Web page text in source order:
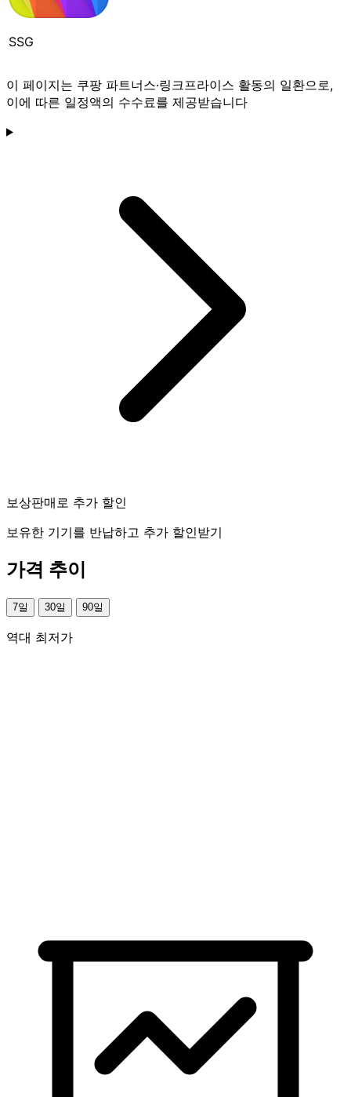
SSG
이 페이지는 쿠팡 파트너스·링크프라이스 활동의 일환으로,
이에 따른 일정액의 수수료를 제공받습니다
보상판매로 추가 할인
보유한 기기를 반납하고 추가 할인받기
가격 추이
7일 30일 90일
역대 최저가